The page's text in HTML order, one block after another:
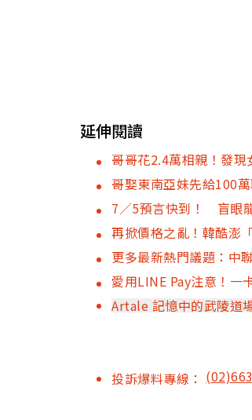
延伸閱讀
哥哥花2.4萬相親！發
哥娶東南亞妹先給100
7／5預言快到！ 盲眼
再掀價格之亂！韓酷澎
更多最新熱門議題：中
愛用LINE Pay注意！一
Artale 記憶中的武陵道
投訴爆料專線：